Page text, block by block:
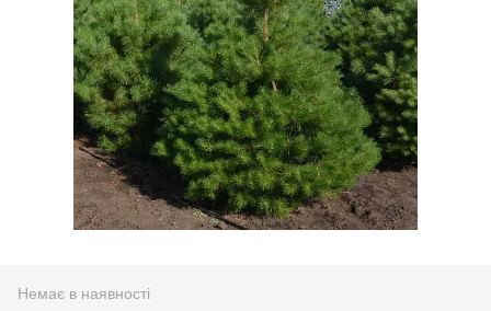
Немає в наявності